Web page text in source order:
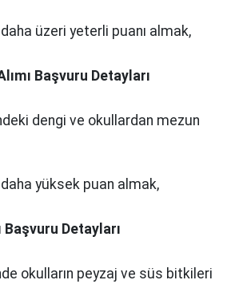
üzeri yeterli puanı almak,
Başvuru Detayları
dengi ve okullardan mezun
yüksek puan almak,
Başvuru Detayları
okulların peyzaj ve süs bitkileri